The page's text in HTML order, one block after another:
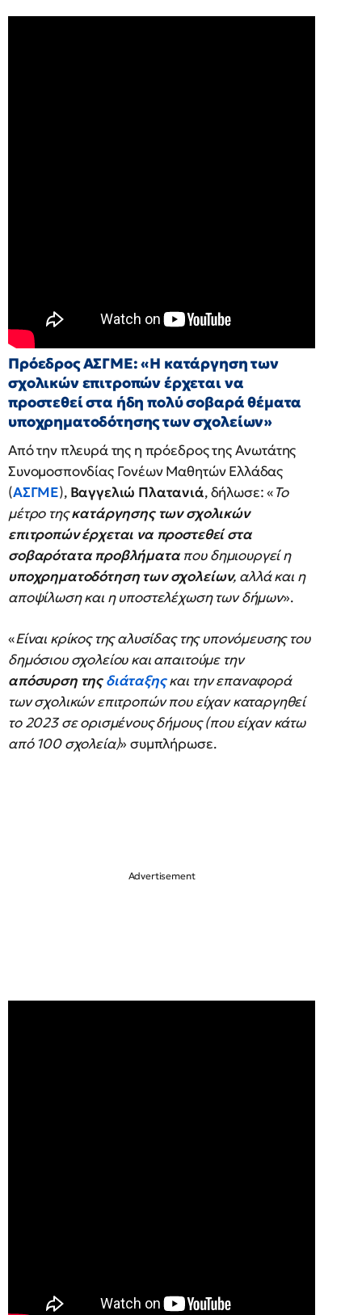
Πρόεδρος ΑΣΓΜΕ: «Η κατάργηση των
σχολικών επιτροπών έρχεται να
προστεθεί στα ήδη πολύ σοβαρά θέματα
υποχρηματοδότησης των σχολείων»
Από την πλευρά της η πρόεδρος της Ανωτάτης
Συνομοσπονδίας Γονέων Μαθητών Ελλάδας
(ΑΣΓΜΕ), Βαγγελιώ Πλατανιά, δήλωσε: «Το
μέτρο τηςκατάργησης των σχολικών
επιτροπών έρχεται να προστεθεί στα
σοβαρότατα προβλήματαπου δημιουργεί η
υποχρηματοδότηση των σχολείων, αλλά και η
αποψίλωση και η υποστελέχωση των δήμων».
«Είναι κρίκος της αλυσίδας της υπονόμευσης του
δημόσιου σχολείου και απαιτούμε την
απόσυρση τηςδιάταξηςκαι την επαναφορά
των σχολικών επιτροπών που είχαν καταργηθεί
το 2023 σε ορισμένους δήμους (που είχαν κάτω
από 100 σχολεία)» συμπλήρωσε.